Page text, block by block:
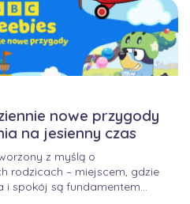
nowe przygody
na jesienny czas
z myślą o
rodzicach – miejscem, gdzie
i spokój są fundamentem